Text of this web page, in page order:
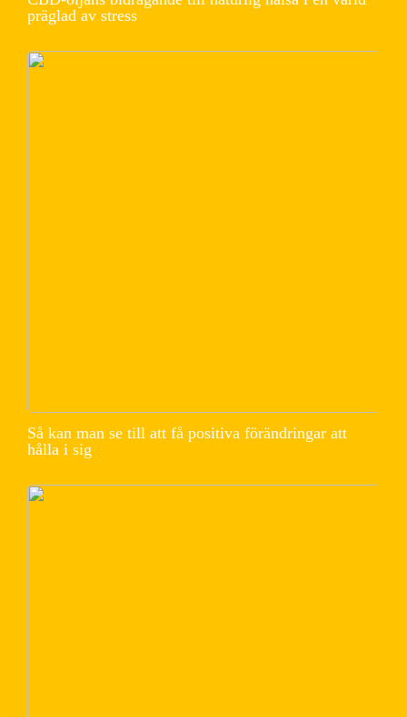
präglad av stress
Så kan man se till att få positiva förändringar att
hålla i sig